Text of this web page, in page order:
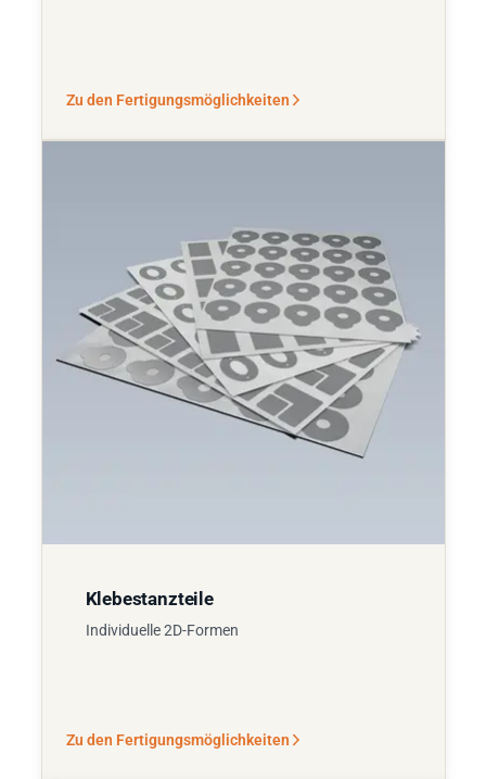
Zu den Fertigungsmöglichkeiten
Klebestanzteile
Individuelle 2D-Formen
Zu den Fertigungsmöglichkeiten